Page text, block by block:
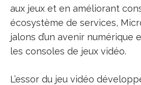
aux jeux et en améliorant
écosystème de services,
jalons d’un avenir
les consoles de jeux vidéo.
L’essor du jeu vidéo